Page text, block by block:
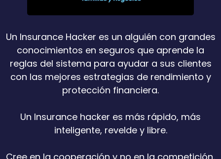
Un Insurance Hacker es un alguién con grandes
conocimientos en seguros que aprende la
reglas del sistema para ayudar a sus clientes
con las mejores estrategias de rendimiento y
protección financiera.
Un Insurance hacker es más rápido, más
inteligente, revelde y libre.